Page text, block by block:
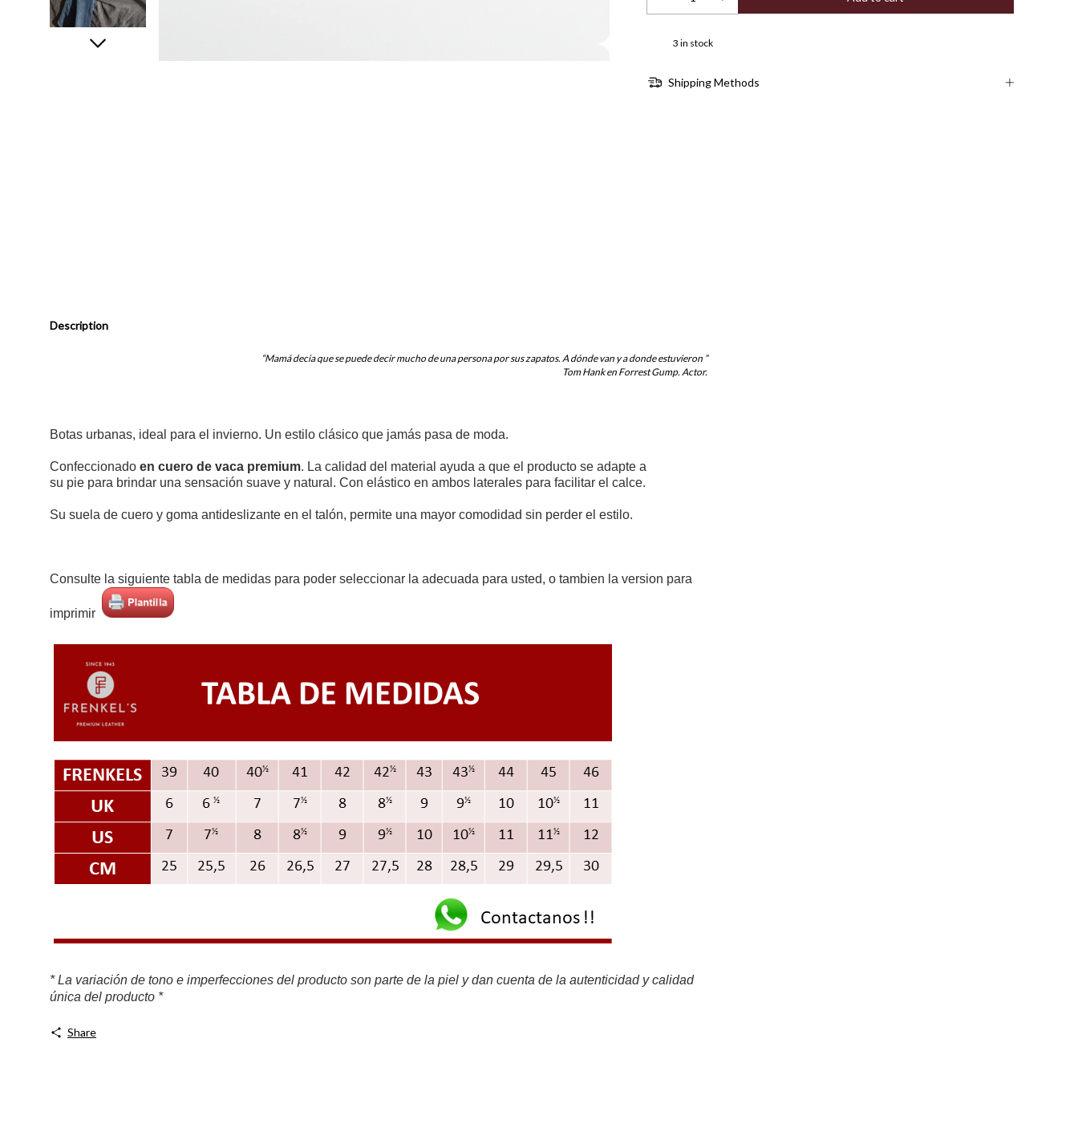
3 in stock
Shipping Methods
Description
“Mamá decia que se puede decir mucho de una persona por sus zapatos. A dónde van y a donde estuvieron ”
Tom Hank en Forrest Gump. Actor.
Botas urbanas, ideal para el invierno. Un estilo clásico que jamás pasa de moda.
Confeccionado en cuero de vaca premium. La calidad del material ayuda a que el producto se adapte a
su pie para brindar una sensación suave y natural. Con elástico en ambos laterales para facilitar el calce.
Su suela de cuero y goma antideslizante en el talón, permite una mayor comodidad sin perder el estilo.
Consulte la siguiente tabla de medidas para poder seleccionar la adecuada para usted, o tambien la version para
imprimir
* La variación de tono e imperfecciones del producto son parte de la piel y dan cuenta de la autenticidad y calidad
única del producto *
Share